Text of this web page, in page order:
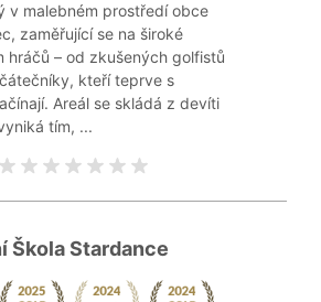
v malebném prostředí obce
zaměřující se na široké
hráčů – od zkušených golfistů
kteří teprve s
Areál se skládá z devíti
tím, ...
Škola Stardance